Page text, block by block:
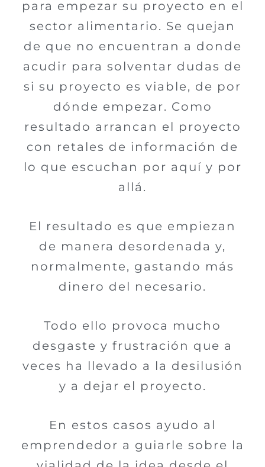
para empezar su proyecto en el
sector alimentario. Se quejan
de que no encuentran a donde
acudir para solventar dudas de
si su proyecto es viable, de por
dónde empezar. Como
resultado arrancan el proyecto
con retales de información de
lo que escuchan por aquí y por
allá.
El resultado es que empiezan
de manera desordenada y,
normalmente, gastando más
dinero del necesario.
Todo ello provoca mucho
desgaste y frustración que a
veces ha llevado a la desilusión
y a dejar el proyecto.
En estos casos ayudo al
emprendedor a guiarle sobre la